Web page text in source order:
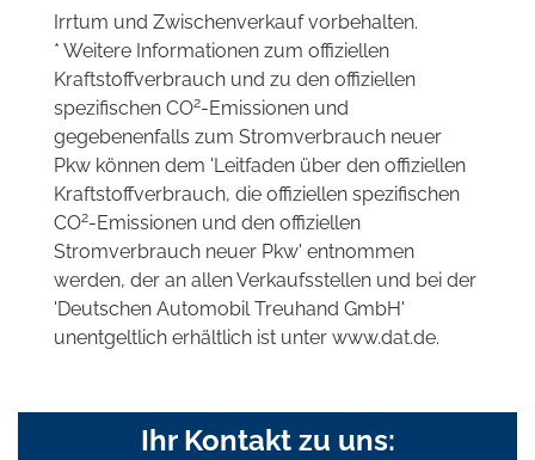
Irrtum und Zwischenverkauf vorbehalten.
* Weitere Informationen zum offiziellen
Kraftstoffverbrauch und zu den offiziellen
spezifischen CO2-Emissionen und
gegebenenfalls zum Stromverbrauch neuer
Pkw können dem 'Leitfaden über den offiziellen
Kraftstoffverbrauch, die offiziellen spezifischen
CO2-Emissionen und den offiziellen
Stromverbrauch neuer Pkw' entnommen
werden, der an allen Verkaufsstellen und bei der
'Deutschen Automobil Treuhand GmbH'
unentgeltlich erhältlich ist unter www.dat.de.
Ihr Kontakt zu uns: